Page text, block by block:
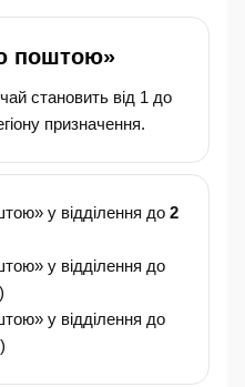
поштою»
становить від 1 до
призначення.
у відділення до 2
у відділення до
у відділення до